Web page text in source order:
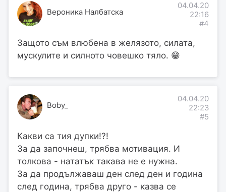
Вероника Налбатска
04.04.20
22:16
#4
Защото съм влюбена в желязото, силата,
мускулите и силното човешко тяло. 😁
Boby_
04.04.20
22:23
#5
Какви са тия дупки!?!
За да започнеш, трябва мотивация. И
толкова - нататък такава не е нужна.
За да продължаваш ден след ден и година
след година, трябва друго - казва се